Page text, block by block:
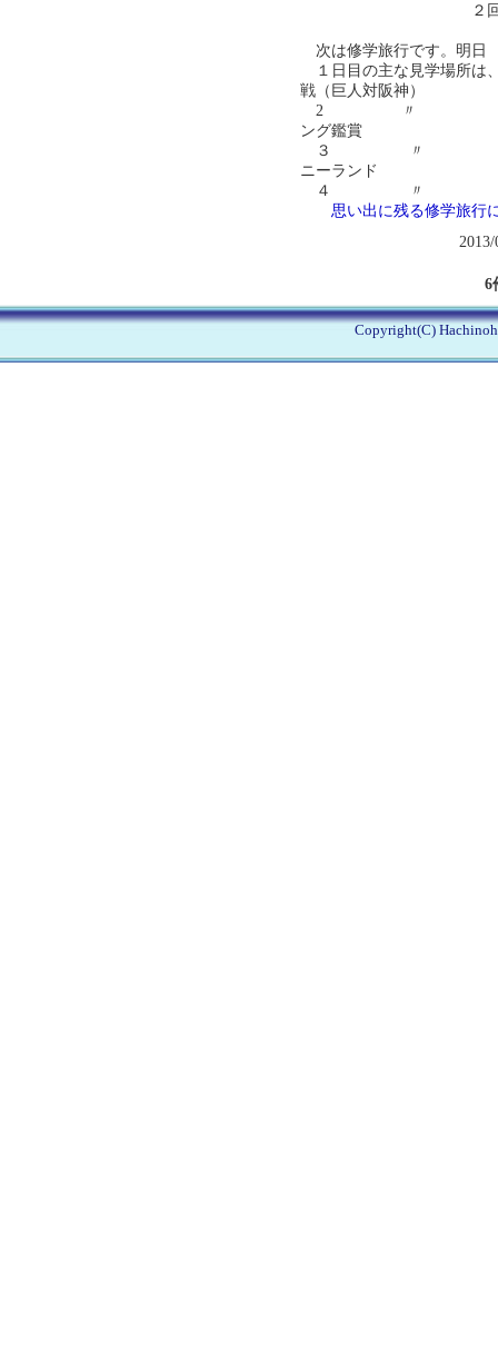
２回戦
次は修学旅行です。明日
１日目の主な見学場所
戦（巨人対阪神）
2 〃 横浜市
ング鑑賞
３ 〃 東京ス
ニーランド
４ 〃 浅草
思い出に残る修学旅行
6
Copyright(C)